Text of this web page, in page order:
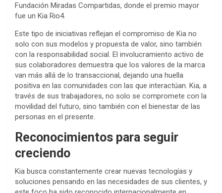
Fundación Miradas Compartidas, donde el premio mayor
fue un Kia Rio4.
Este tipo de iniciativas reflejan el compromiso de Kia no
solo con sus modelos y propuesta de valor, sino también
con la responsabilidad social. El involucramiento activo de
sus colaboradores demuestra que los valores de la marca
van más allá de lo transaccional, dejando una huella
positiva en las comunidades con las que interactúan. Kia, a
través de sus trabajadores, no solo se compromete con la
movilidad del futuro, sino también con el bienestar de las
personas en el presente.
Reconocimientos para seguir
creciendo
Kia busca constantemente crear nuevas tecnologías y
soluciones pensando en las necesidades de sus clientes, y